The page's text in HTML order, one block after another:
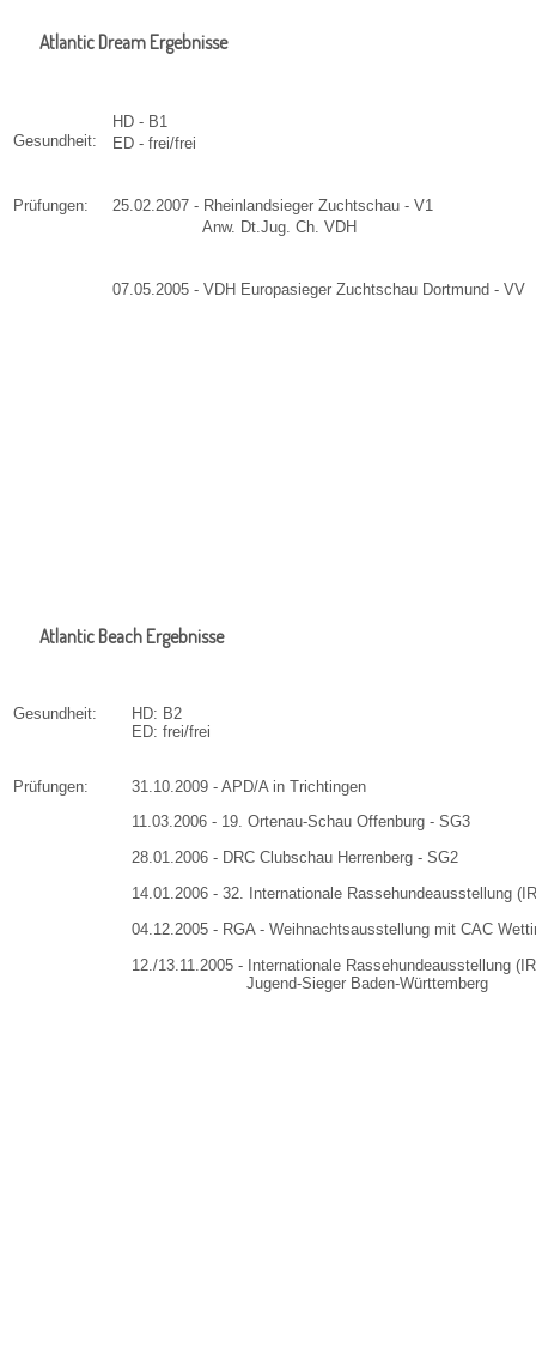
Atlantic Dream Ergebnisse
Gesundheit:
HD - B1
ED - frei/frei
Prüfungen:
25.02.2007 - Rheinlandsieger Zuchtschau - V1
Anw. Dt.Jug. Ch. VDH
07.05.2005 - VDH Europasieger Zuchtschau Dortmund - VV
Atlantic Beach Ergebnisse
Gesundheit:
HD: B2
ED: frei/frei
Prüfungen:
31.10.2009 - APD/A in Trichtingen
11.03.2006 - 19. Ortenau-Schau Offenburg - SG3
28.01.2006 - DRC Clubschau Herrenberg - SG2
14.01.2006 - 32. Internationale Rassehundeausstellung
04.12.2005 - RGA - Weihnachtsausstellung mit CAC
12./13.11.2005 - Internationale Rassehundeausstellung
Jugend-Sieger Baden-Württemberg